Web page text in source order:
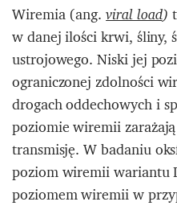
Wiremia (ang.viral load)
w danej ilości krwi, śliny,
ustrojowego. Niski jej
ograniczonej zdolności
drogach oddechowych i
poziomie wiremii
transmisję. W badaniu
poziom wiremii wariantu
poziomem wiremii w